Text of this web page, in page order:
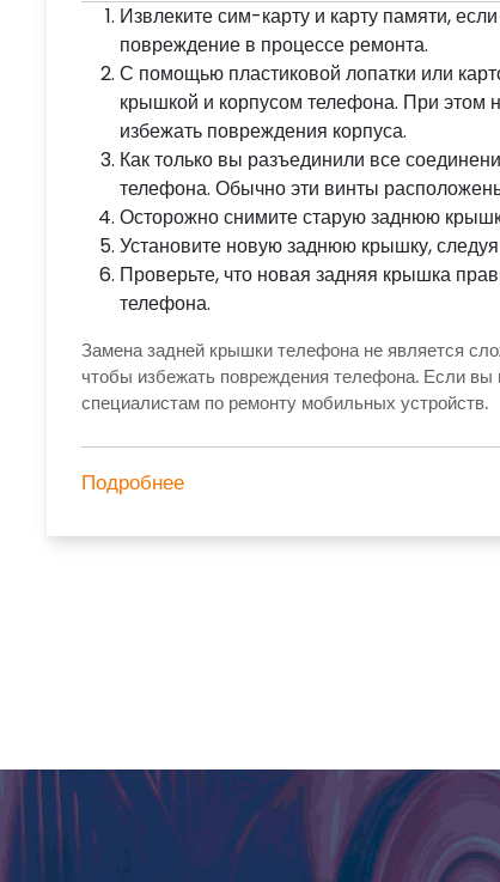
Извлеките сим-карту и карту памяти,
повреждение в процессе ремонта.
С помощью пластиковой лопатки или
крышкой и корпусом телефона. При этом
избежать повреждения корпуса.
Как только вы разъединили все
телефона. Обычно эти винты
Осторожно снимите старую заднюю
Установите новую заднюю крышку,
Проверьте, что новая задняя крышка
телефона.
Замена задней крышки телефона не является
чтобы избежать повреждения телефона. Если вы
специалистам по ремонту мобильных устройств.
Подробнее